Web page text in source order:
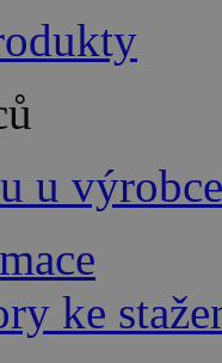
u výrobce
ke